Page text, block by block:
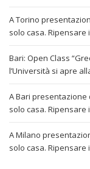
A Torino
solo casa. Ripensare
Bari: Open Class
l’Università si apre
A Bari presentazione
solo casa. Ripensare
A Milano
solo casa. Ripensare